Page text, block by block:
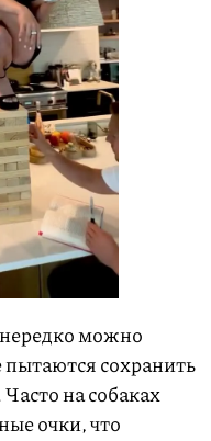
можно
сохранить
на собаках
очки, что